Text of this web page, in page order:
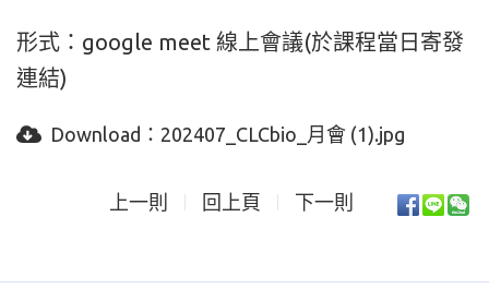
形式：google meet 線上會議(於課程當日寄發
連結)
Download： 202407_CLCbio_月會 (1).jpg
上一則 回上頁 下一則